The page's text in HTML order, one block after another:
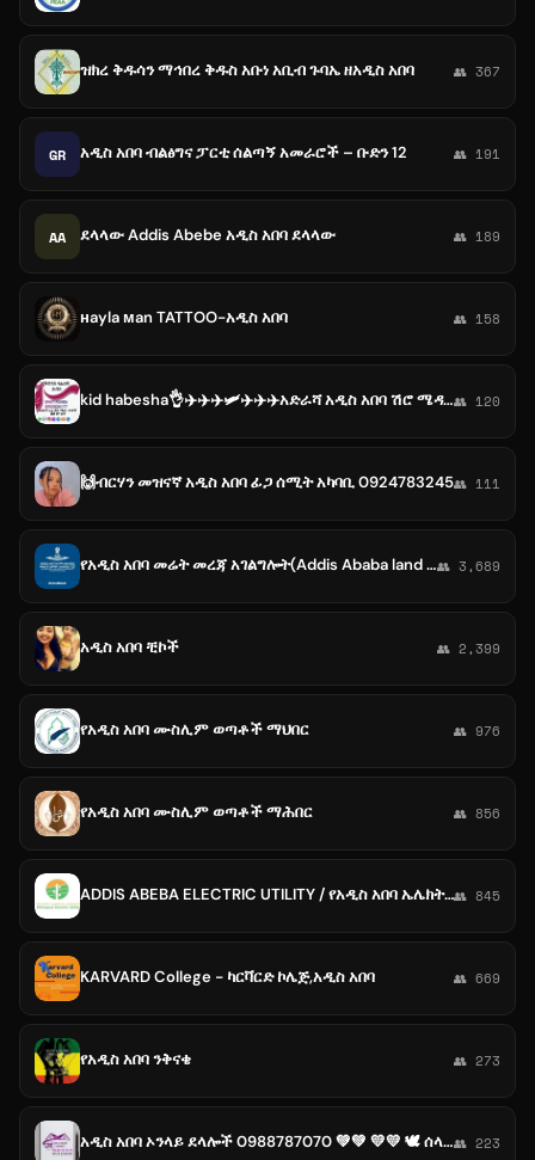
ዝክረ ቅዱሳን ማኅበረ ቅዱስ አቡነ አቢብ ጉባኤ ዘአዲስ አበባ 👥 367
GR አዲስ አበባ ብልፅግና ፓርቲ ሰልጣኝ አመራሮች – ቡድን 12 👥 191
AA ደላላው Addis Abebe አዲስ አበባ ደላላው 👥 189
нayla мan TATTOO-አዲስ አበባ 👥 158
kid habesha👌✈️✈️✈️🛩✈️✈️✈️አድራሻ አዲስ አበባ ሽሮ ሜዳ ጉድሽ 🙏🙏🙏👥 120
🙌ብርሃን መዝናኛ አዲስ አበባ ፊጋ ሰሚት አካባቢ 0924783245👥 111
የአዲስ አበባ መሬት መረጃ አገልግሎት(Addis Ababa land information service)👥 3,689
አዲስ አበባ ቺኮች 👥 2,399
የአዲስ አበባ ሙስሊም ወጣቶች ማህበር 👥 976
የአዲስ አበባ ሙስሊም ወጣቶች ማሕበር 👥 856
ADDIS ABEBA ELECTRIC UTILITY / የአዲስ አበባ ኤሌክትሪክ አገልግሎት👥 845
KARVARD College - ካርቫርድ ኮሌጅ,አዲስ አበባ 👥 669
የአዲስ አበባ ንቅናቄ 👥 273
አዲስ አበባ ኦንላይ ደላሎች 0988787070 💚💚 💛💛 🕊 ሰላም 🕊 ❤️❤️👥 223